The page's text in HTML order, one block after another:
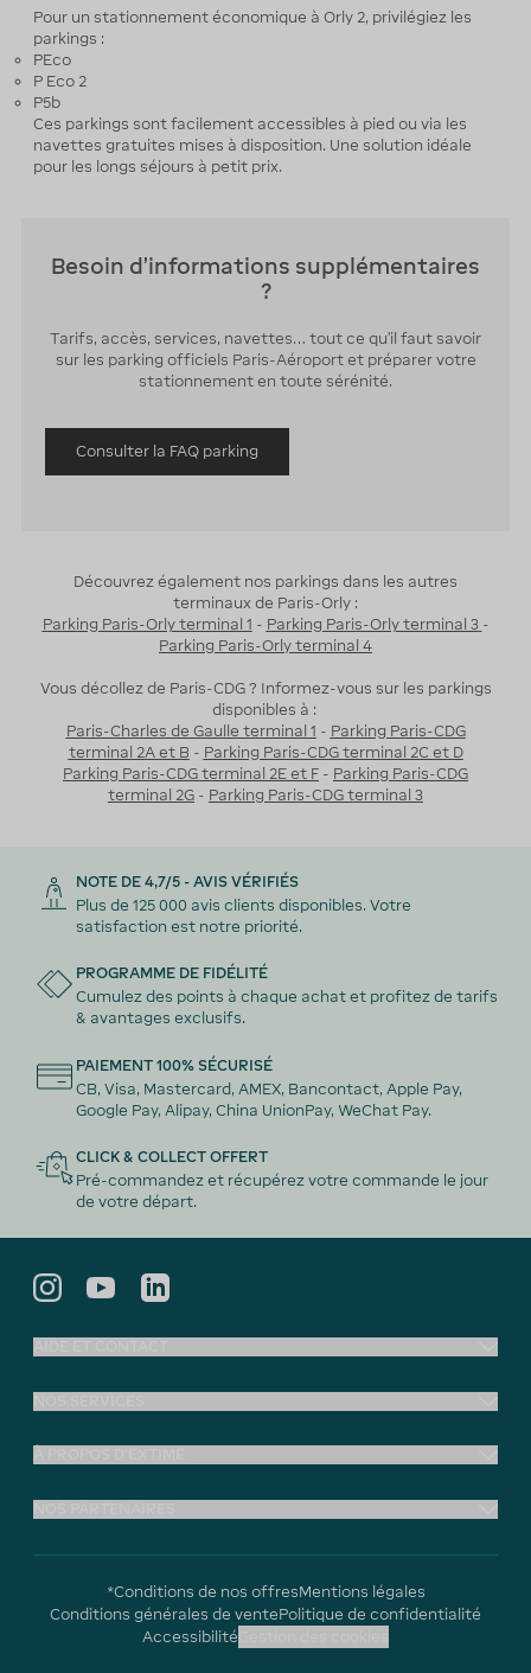
Pour un stationnement économique à Orly 2, privilégiez les
parkings :
PEco
P Eco 2
P5b
Ces parkings sont facilement accessibles à pied ou via les
navettes gratuites mises à disposition. Une solution idéale
pour les longs séjours à petit prix.
Besoin d'informations supplémentaires
?
Tarifs, accès, services, navettes… tout ce qu’il faut savoir
sur les parking officiels Paris-Aéroport et préparer votre
stationnement en toute sérénité.
Consulter la FAQ parking
Découvrez également nos parkings dans les autres
terminaux de Paris-Orly :
Parking Paris-Orly terminal 1 - Parking Paris-Orly terminal 3 -
Parking Paris-Orly terminal 4
Vous décollez de Paris-CDG ? Informez-vous sur les parkings
disponibles à :
Paris-Charles de Gaulle terminal 1 - Parking Paris-CDG
terminal 2A et B - Parking Paris-CDG terminal 2C et D
Parking Paris-CDG terminal 2E et F - Parking Paris-CDG
terminal 2G - Parking Paris-CDG terminal 3
NOTE DE 4,7/5 - AVIS VÉRIFIÉS
Plus de 125 000 avis clients disponibles. Votre
satisfaction est notre priorité.
PROGRAMME DE FIDÉLITÉ
Cumulez des points à chaque achat et profitez de tarifs
& avantages exclusifs.
PAIEMENT 100% SÉCURISÉ
CB, Visa, Mastercard, AMEX, Bancontact, Apple Pay,
Google Pay, Alipay, China UnionPay, WeChat Pay.
CLICK & COLLECT OFFERT
Pré-commandez et récupérez votre commande le jour
de votre départ.
*Conditions de nos offresMentions légales
Conditions générales de ventePolitique de confidentialité
Accessibilité